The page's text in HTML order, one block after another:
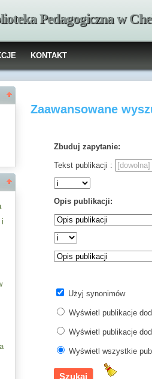
Pedagogiczna w
KONTAKT
i
Zaawansowane
Zbuduj zapytanie:
Tekst publikacji :
Opis publikacji:
Użyj synonimów
Wyświetl publikacje
Wyświetl publikacje
Wyświetl wszystkie